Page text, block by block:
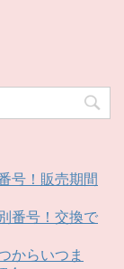
号！販売期間
番号！交換で
からいつま